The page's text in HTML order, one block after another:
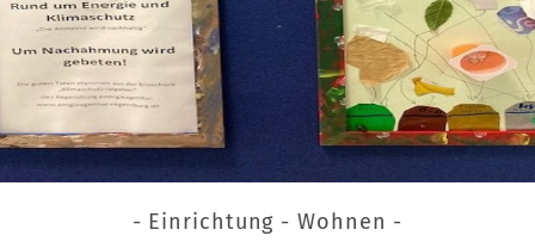
- Einrichtung - Wohnen -